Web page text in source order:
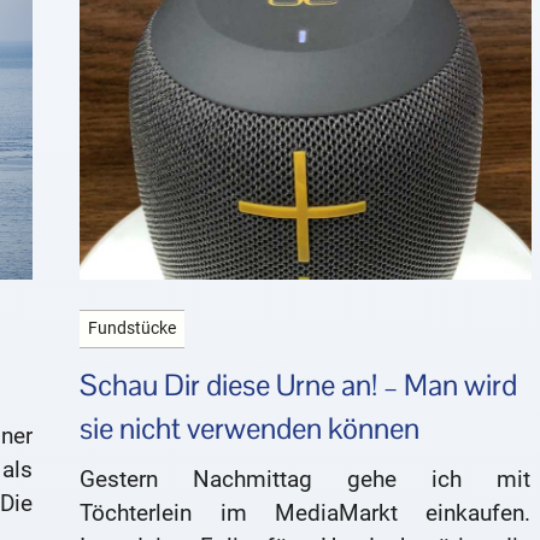
Fundstücke
Schau Dir diese Urne an! – Man wird
sie nicht verwenden können
Gestern Nachmittag gehe ich mit
Töchterlein im MediaMarkt einkaufen.